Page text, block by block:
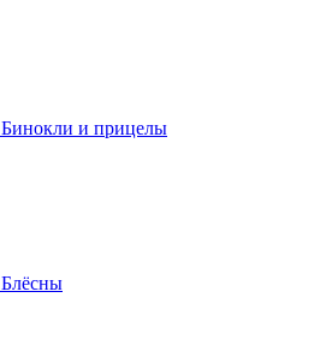
Бинокли и прицелы
Блёсны